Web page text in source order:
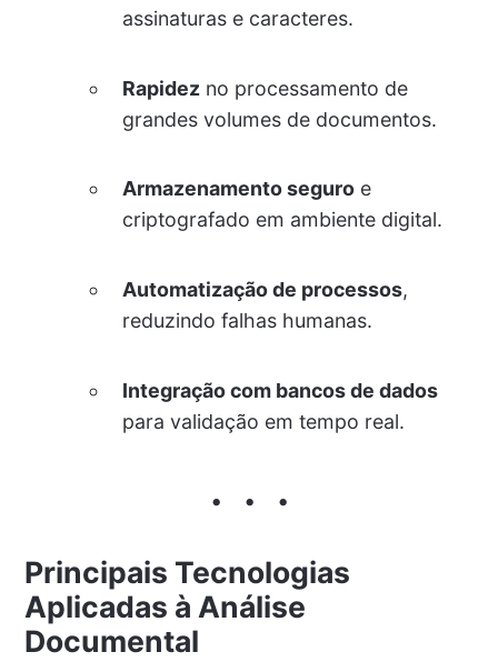
assinaturas e caracteres.
Rapidezno processamento de
grandes volumes de documentos.
Armazenamento seguroe
criptografado em ambiente digital.
Automatização de processos,
reduzindo falhas humanas.
Integração com bancos de dados
para validação em tempo real.
Principais Tecnologias
Aplicadas à Análise
Documental